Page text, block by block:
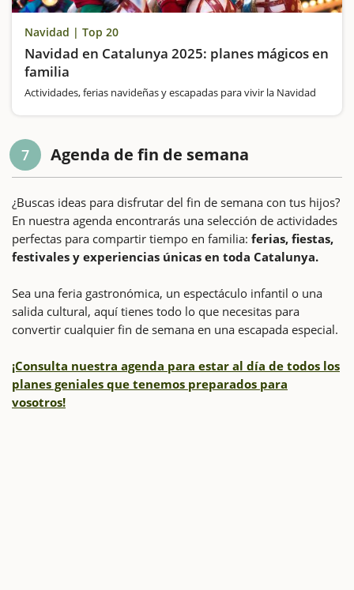
Navidad | Top 20
Navidad en Catalunya 2025: planes mágicos en
familia
Actividades, ferias navideñas y escapadas para vivir la Navidad
7 Agenda de fin de semana
¿Buscas ideas para disfrutar del fin de semana con tus hijos?
En nuestra agenda encontrarás una selección de actividades
perfectas para compartir tiempo en familia: ferias, fiestas,
festivales y experiencias únicas en toda Catalunya.
Sea una feria gastronómica, un espectáculo infantil o una
salida cultural, aquí tienes todo lo que necesitas para
convertir cualquier fin de semana en una escapada especial.
¡Consulta nuestra agenda para estar al día de todos los
planes geniales que tenemos preparados para
vosotros!